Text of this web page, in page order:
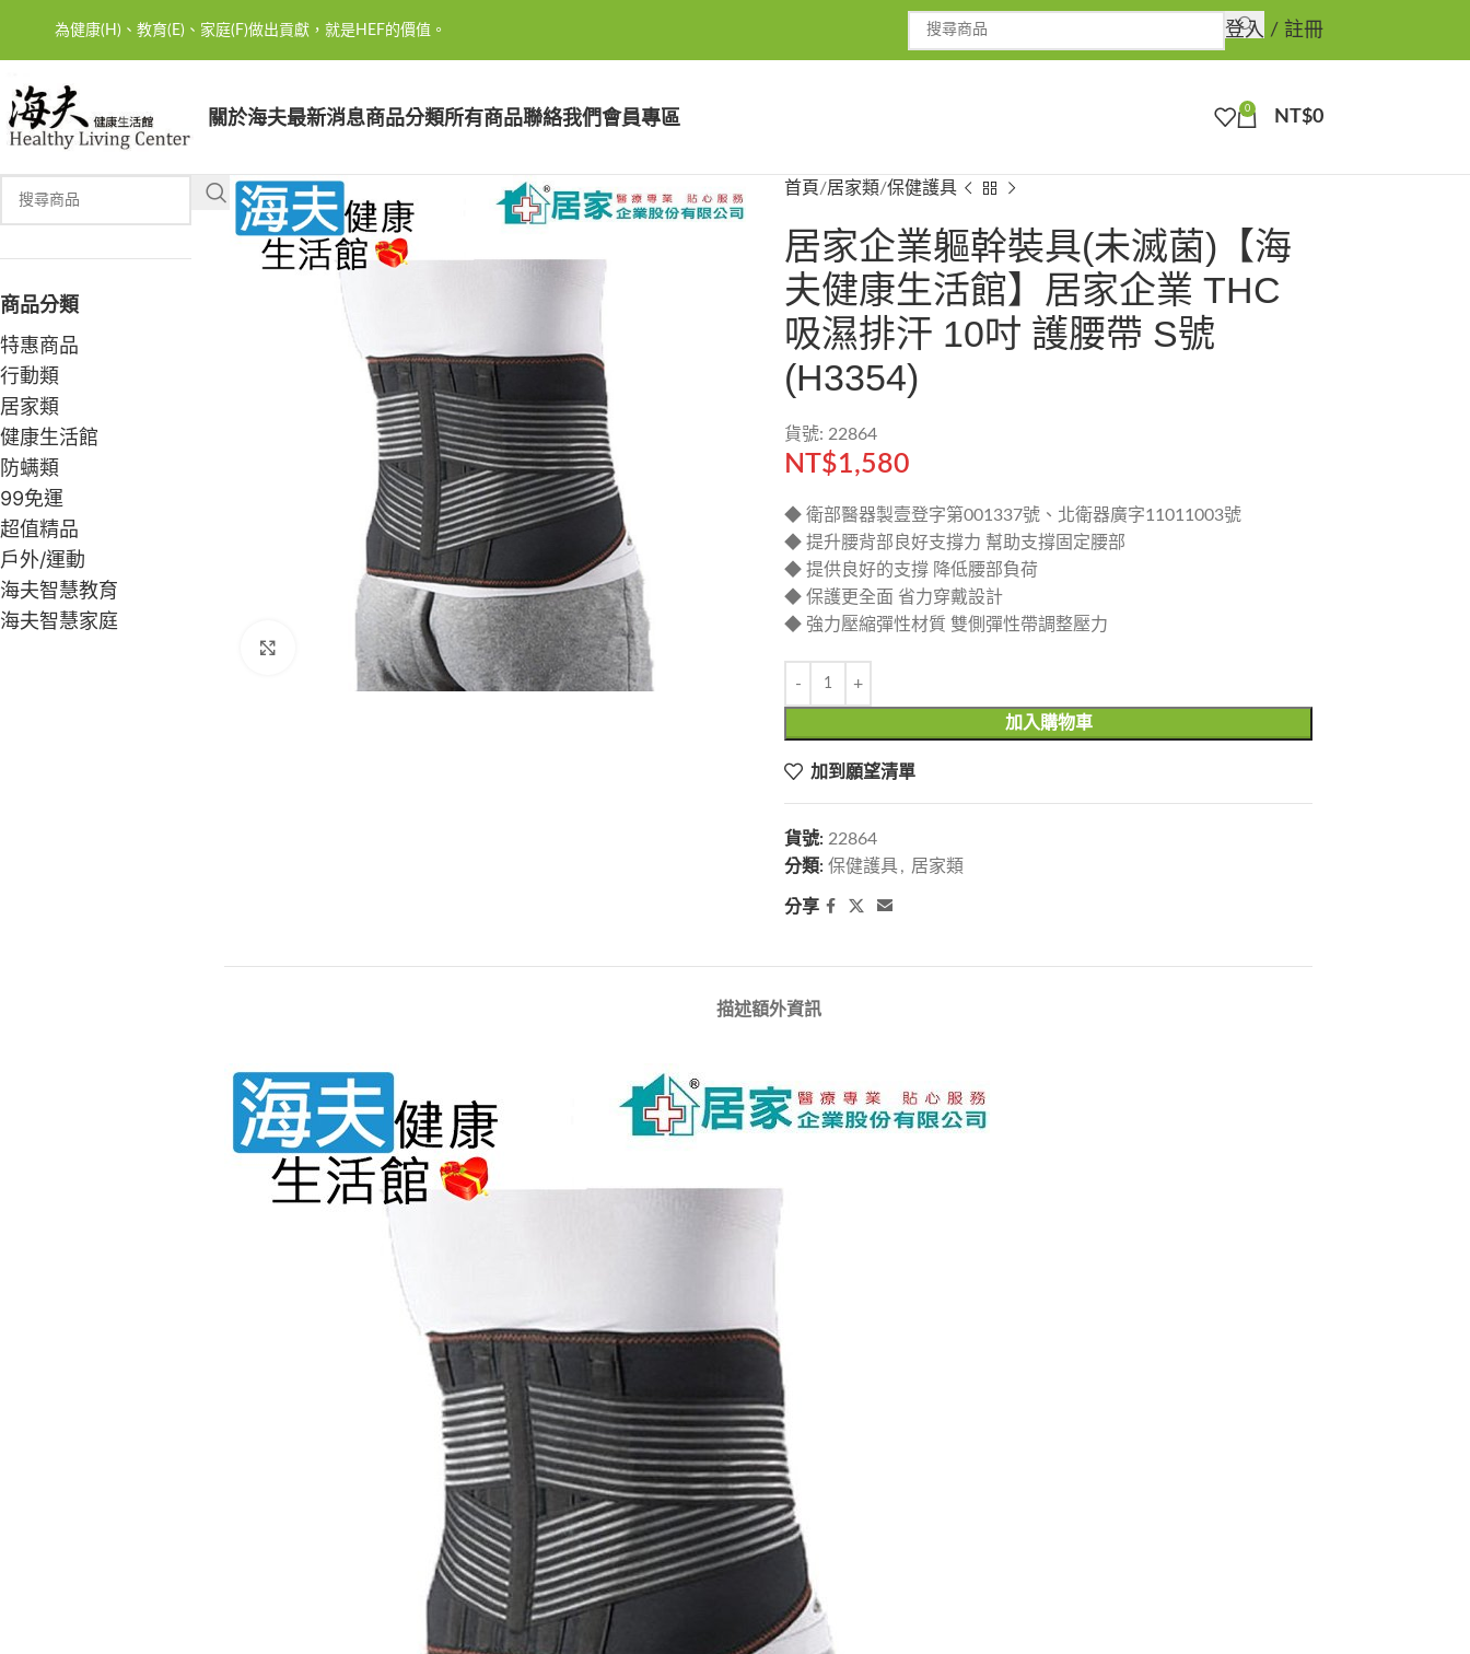
健康(H)、教育(E)、家庭(F)做出貢獻，就是HEF的價值。 登入 / 註冊
關於海夫最新消息商品分類所有商品聯絡我們會員專區 0 NT$0
商品分類
特惠商品
行動類
居家類
健康生活館
防螨類
99免運
超值精品
戶外/運動
海夫智慧教育
海夫智慧家庭
Click to enlarge
首頁 居家類 保健護具
居家企業軀幹裝具(未滅菌)【海
夫健康生活館】居家企業 THC
吸濕排汗 10吋 護腰帶 S號
(H3354)
貨號: 22864
NT$1,580
◆ 衛部醫器製壹登字第001337號、北衛器廣字11011003號
◆ 提升腰背部良好支撐力 幫助支撐固定腰部
◆ 提供良好的支撐 降低腰部負荷
◆ 保護更全面 省力穿戴設計
◆ 強力壓縮彈性材質 雙側彈性帶調整壓力
加入購物車
加到願望清單
貨號: 22864
分類: 保健護具, 居家類
分享
描述額外資訊